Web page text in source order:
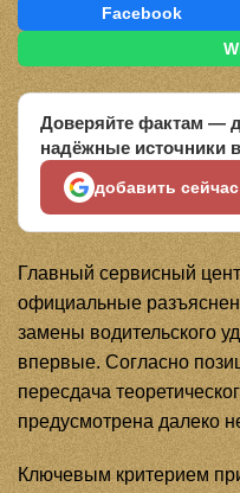
Facebook
Доверяйте фактам —
надёжные источники
добавить сейчас
Главный сервисный
официальные
замены водительского
впервые. Согласно
пересдача
предусмотрена далеко
Ключевым критерием